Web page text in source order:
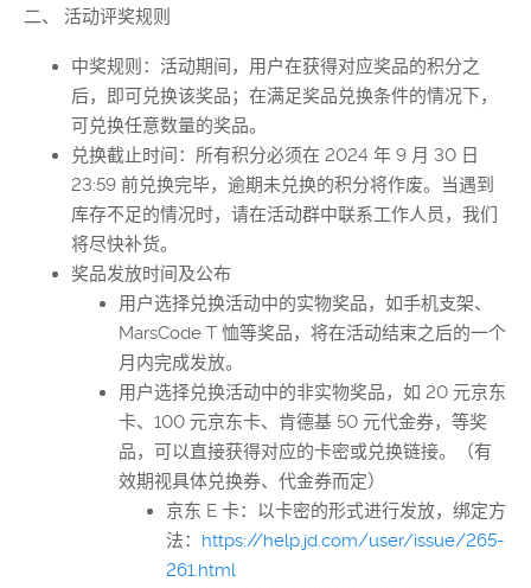
二、 活动评奖规则
中奖规则： 活动期间，用户在获得对应奖品的积分之
后，即可兑换该奖品；在满足奖品兑换条件的情况下，
可兑换任意数量的奖品。
兑换截止时间： 所有积分必须在 2024 年 9 月 30 日
23:59 前兑换完毕，逾期未兑换的积分将作废。当遇到
库存不足的情况时，请在活动群中联系工作人员，我们
将尽快补货。
奖品发放时间及公布
用户选择兑换活动中的实物奖品，如手机支架、
MarsCode T 恤等奖品，将在活动结束之后的一个
月内完成发放。
用户选择兑换活动中的非实物奖品，如 20 元京东
卡、100 元京东卡、肯德基 50 元代金券，等奖
品，可以直接获得对应的卡密或兑换链接。（有
效期视具体兑换券、代金券而定）
京东 E 卡：以卡密的形式进行发放，绑定方
法： https://help.jd.com/user/issue/265-
261.html